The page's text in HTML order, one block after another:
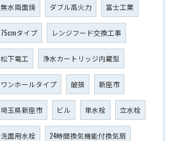
無水両面焼 ダブル高火力 富士工業
75cmタイプ レンジフード交換工事
松下電工 浄水カートリッジ内蔵型
ワンホールタイプ 破損 新座市
埼玉県新座市 ビル 単水栓 立水栓
洗面用水栓 24時間換気機能付換気扇